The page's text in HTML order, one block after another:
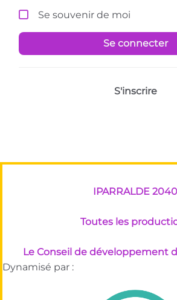
Se souvenir de moi
Se connecter
S'inscrire
IPARRALDE 2040
Toutes les
Le Conseil de développement
Dynamisé par :